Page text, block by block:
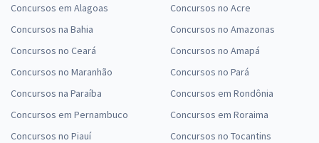
Concursos em Alagoas
Concursos na Bahia
Concursos no Ceará
Concursos no Maranhão
Concursos na Paraíba
Concursos em Pernambuco
Concursos no Piauí
Concursos no Acre
Concursos no Amazonas
Concursos no Amapá
Concursos no Pará
Concursos em Rondônia
Concursos em Roraima
Concursos no Tocantins